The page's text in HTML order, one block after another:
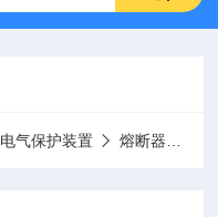
电气保护装置 熔断器